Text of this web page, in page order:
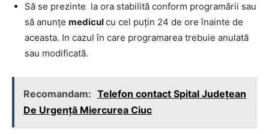
Să se prezinte la ora stabilită conform programării sau
să anunţe mediculcu cel puţin 24 de ore înainte de
aceasta. In cazul în care programarea trebuie anulată
sau modificată.
Recomandam: Telefon contact Spital Județean
De Urgență Miercurea Ciuc